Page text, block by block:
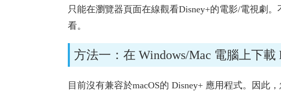
只能在瀏覽器頁面在線觀看Disney+的電影/電視劇
看。
方法一：在 Windows/Mac 電腦上下載
目前沒有兼容於macOS的 Disney+ 應用程式。因此